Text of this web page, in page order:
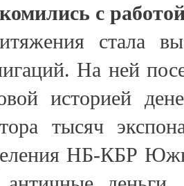
с
стала
На ней
историей
тысяч
НБ-КБР